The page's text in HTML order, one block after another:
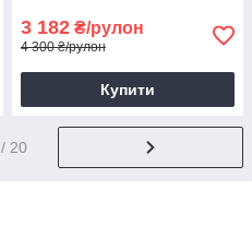
3 182 ₴/рулон
4 300 ₴/рулон
Купити
/ 20